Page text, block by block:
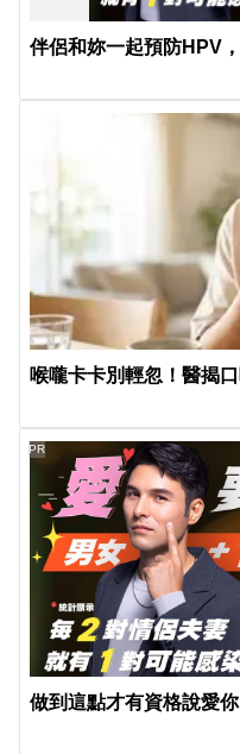
伴侶和妳一起預防HPV
喉嚨卡卡別輕忽！醫揭
做到這點才有資格說愛你
PR